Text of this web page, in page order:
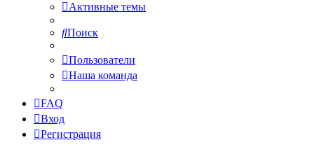
Активные темы
Поиск
Пользователи
Наша команда
FAQ
Вход
Регистрация